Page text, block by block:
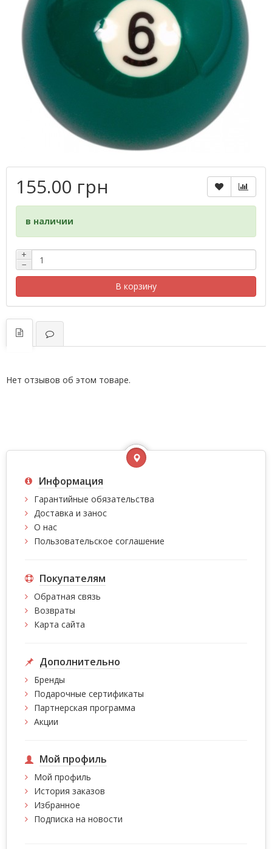
155.00 грн
в наличии
+
−
В корзину
Нет отзывов об этом товаре.
Информация
Гарантийные обязательства
Доставка и занос
О нас
Пользовательское соглашение
Покупателям
Обратная связь
Возвраты
Карта сайта
Дополнительно
Бренды
Подарочные сертификаты
Партнерская программа
Акции
Мой профиль
Мой профиль
История заказов
Избранное
Подписка на новости